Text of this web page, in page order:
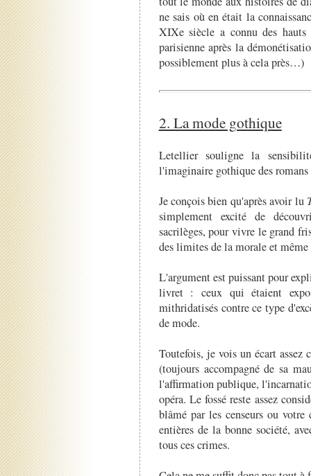
ne sais où en était la
XIXe siècle a connu des
parisienne après la
possiblement plus à cela près…)
2. La mode gothique
Letellier souligne la
l'imaginaire gothique des
Je conçois bien qu'après avoir lu
simplement excité de
sacrilèges, pour vivre le grand
des limites de la morale et
L'argument est puissant pour
livret : ceux qui étaient
mithridatisés contre ce type
de mode.
Toutefois, je vois un écart assez
(toujours accompagné de sa
l'affirmation publique,
opéra. Le fossé reste assez
blâmé par les censeurs ou votre
entières de la bonne société,
tous ces crimes.